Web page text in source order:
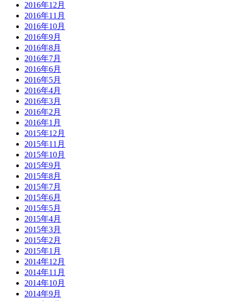
2016年12月
2016年11月
2016年10月
2016年9月
2016年8月
2016年7月
2016年6月
2016年5月
2016年4月
2016年3月
2016年2月
2016年1月
2015年12月
2015年11月
2015年10月
2015年9月
2015年8月
2015年7月
2015年6月
2015年5月
2015年4月
2015年3月
2015年2月
2015年1月
2014年12月
2014年11月
2014年10月
2014年9月